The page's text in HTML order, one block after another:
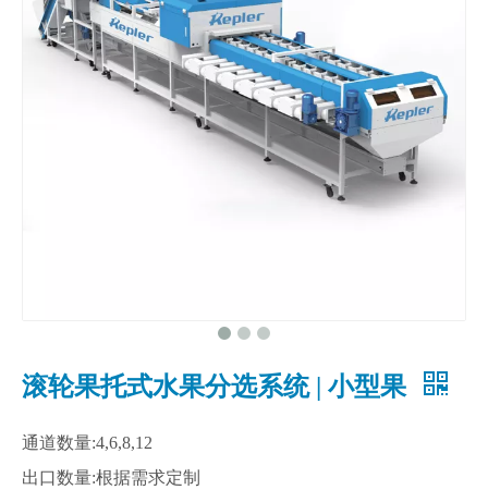
滚轮果托式水果分选系统 | 小型果
通道数量:4,6,8,12
出口数量:根据需求定制